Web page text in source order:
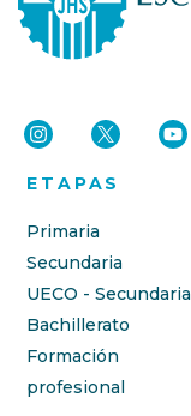
ETAPAS
Primaria
Secundaria
UECO - Secundaria
Bachillerato
Formación
profesional